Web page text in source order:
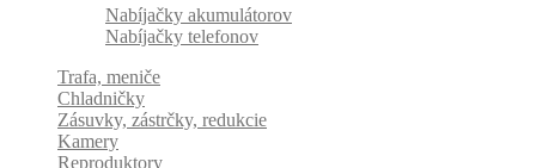
Nabíjačky akumulátorov
Nabíjačky telefonov
Trafa, meniče
Chladničky
Zásuvky, zástrčky, redukcie
Kamery
Reproduktory